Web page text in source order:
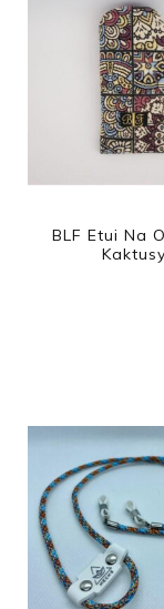
BLF Etui Na
Kaktusy